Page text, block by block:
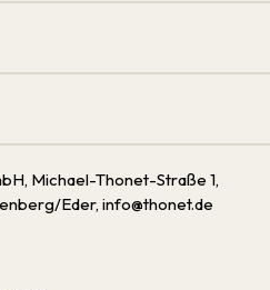
Michael-Thonet-Straße 1,
Eder, info@thonet.de